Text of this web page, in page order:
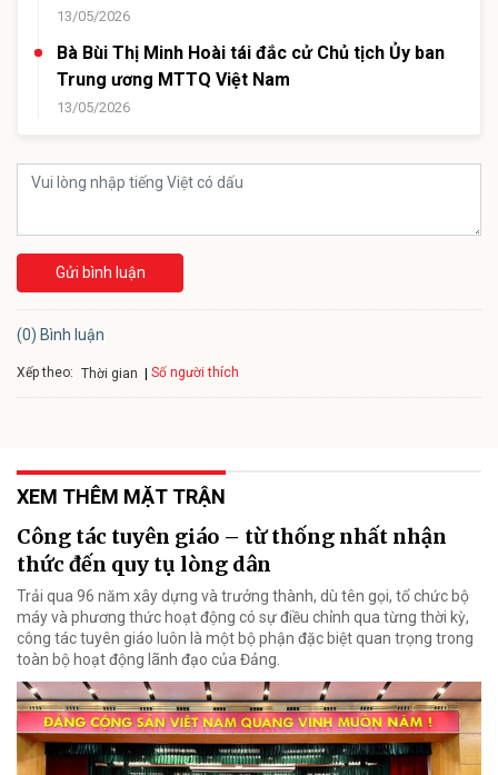
13/05/2026
Bà Bùi Thị Minh Hoài tái đắc cử Chủ tịch Ủy ban
Trung ương MTTQ Việt Nam
13/05/2026
Gửi bình luận
(0) Bình luận
Xếp theo: Thời gian Số người thích
XEM THÊM MẶT TRẬN
Công tác tuyên giáo – từ thống nhất nhận
thức đến quy tụ lòng dân
Trải qua 96 năm xây dựng và trưởng thành, dù tên gọi, tổ chức bộ
máy và phương thức hoạt động có sự điều chỉnh qua từng thời kỳ,
công tác tuyên giáo luôn là một bộ phận đặc biệt quan trọng trong
toàn bộ hoạt động lãnh đạo của Đảng.